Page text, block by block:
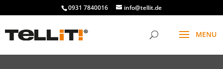
0931 7840016 info@tellit.de